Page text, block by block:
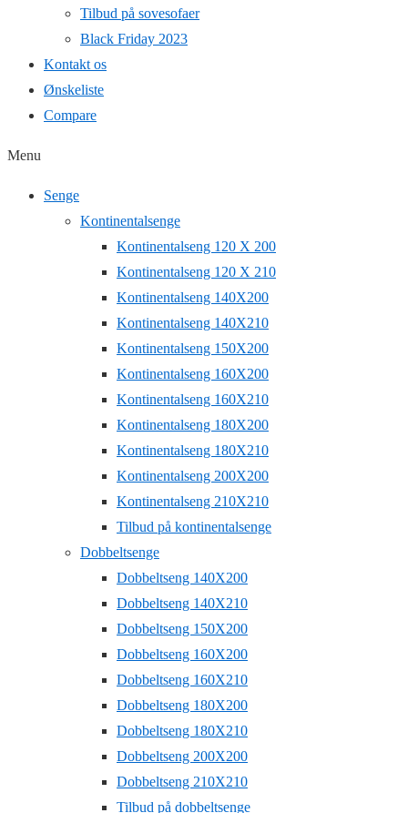
Tilbud på sovesofaer
Black Friday 2023
Kontakt os
Ønskeliste
Compare
Menu
Senge
Kontinentalsenge
Kontinentalseng 120 X 200
Kontinentalseng 120 X 210
Kontinentalseng 140X200
Kontinentalseng 140X210
Kontinentalseng 150X200
Kontinentalseng 160X200
Kontinentalseng 160X210
Kontinentalseng 180X200
Kontinentalseng 180X210
Kontinentalseng 200X200
Kontinentalseng 210X210
Tilbud på kontinentalsenge
Dobbeltsenge
Dobbeltseng 140X200
Dobbeltseng 140X210
Dobbeltseng 150X200
Dobbeltseng 160X200
Dobbeltseng 160X210
Dobbeltseng 180X200
Dobbeltseng 180X210
Dobbeltseng 200X200
Dobbeltseng 210X210
Tilbud på dobbeltsenge